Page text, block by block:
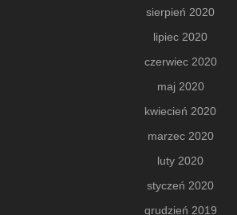
sierpień 2020
lipiec 2020
czerwiec 2020
maj 2020
kwiecień 2020
marzec 2020
luty 2020
styczeń 2020
grudzień 2019